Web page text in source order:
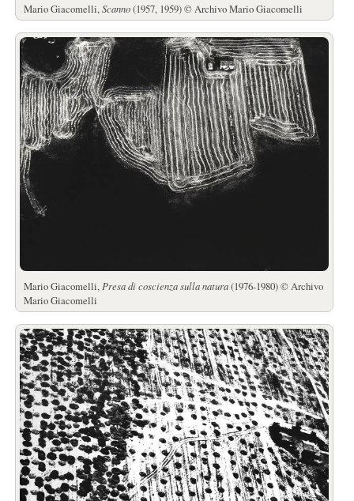
Mario Giacomelli,Scanno(1957, 1959) © Archivo Mario Giacomelli
Mario Giacomelli,Presa di coscienza sulla natura(1976-1980) © Archivo
Mario Giacomelli